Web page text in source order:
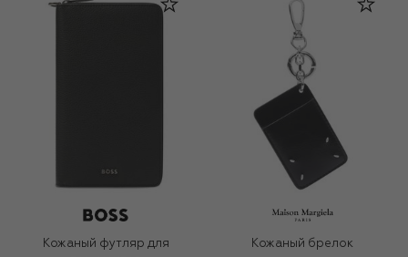
Кожаный футляр для
Кожаный брелок